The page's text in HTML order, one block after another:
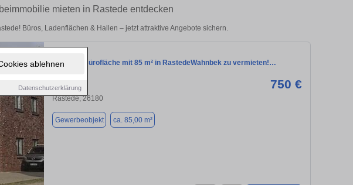
ablehnen
Datenschutzerklärung
mieten in Rastede entdecken
Büros, Ladenflächen & Hallen – jetzt attraktive Angebote sichern.
Moderne Bürofläche mit 85 m² in RastedeWahnbek zu vermieten!…
750 €
Rastede, 26180
Gewerbeobjekt ca. 85,00 m²